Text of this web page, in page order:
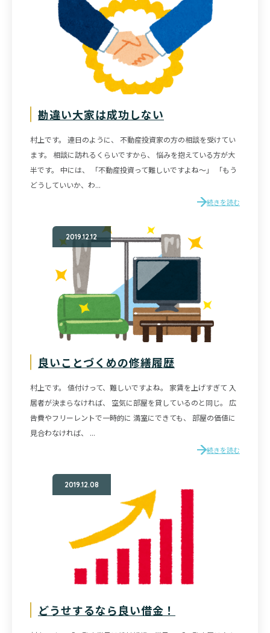
勘違い大家は成功しない
村上です。 連日のように、 不動産投資家の方の相談を受けてい
ます。 相談に訪れるくらいですから、 悩みを抱えている方が大
半です。 中には、 「不動産投資って難しいですよね～」 「もう
どうしていいか、わ...
続きを読む
2019.12.12
良いことづくめの修繕履歴
村上です。 値付けって、難しいですよね。 家賃を上げすぎて 入
居者が決まらなければ、 空気に部屋を貸しているのと同じ。 広
告費やフリーレントで一時的に 満室にできても、 部屋の価値に
見合わなければ、 ...
続きを読む
2019.12.08
どうせするなら良い借金！